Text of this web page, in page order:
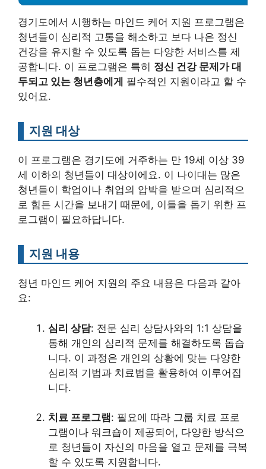
경기도에서 시행하는 마인드 케어 지원 프로그램은
청년들이 심리적 고통을 해소하고 보다 나은 정신
건강을 유지할 수 있도록 돕는 다양한 서비스를 제
공합니다. 이 프로그램은 특히 정신 건강 문제가 대
두되고 있는 청년층에게 필수적인 지원이라고 할 수
있어요.
지원 대상
이 프로그램은 경기도에 거주하는 만 19세 이상 39
세 이하의 청년들이 대상이에요. 이 나이대는 많은
청년들이 학업이나 취업의 압박을 받으며 심리적으
로 힘든 시간을 보내기 때문에, 이들을 돕기 위한 프
로그램이 필요하답니다.
지원 내용
청년 마인드 케어 지원의 주요 내용은 다음과 같아
요:
심리 상담: 전문 심리 상담사와의 1:1 상담을
통해 개인의 심리적 문제를 해결하도록 돕습
니다. 이 과정은 개인의 상황에 맞는 다양한
심리적 기법과 치료법을 활용하여 이루어집
니다.
치료 프로그램: 필요에 따라 그룹 치료 프로
그램이나 워크숍이 제공되어, 다양한 방식으
로 청년들이 자신의 마음을 열고 문제를 극복
할 수 있도록 지원합니다.